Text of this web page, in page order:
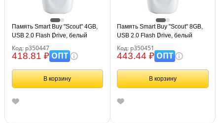
Память Smart Buy "Scout" 4GB,
USB 2.0 Flash Drive, белый
Код: р350447
418.81 ₽ОПТ
В корзину
Память Smart Buy "Scout" 8GB,
USB 2.0 Flash Drive, белый
Код: р350451
443.44 ₽ОПТ
В корзину